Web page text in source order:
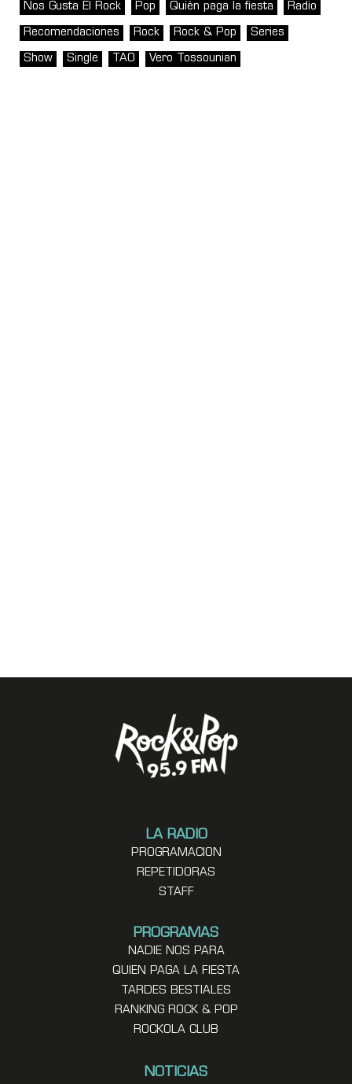
Nos Gusta El Rock Pop Quién paga la fiesta Radio
Recomendaciones Rock Rock & Pop Series
Show Single TAO Vero Tossounian
LA RADIO
PROGRAMACION
REPETIDORAS
STAFF
PROGRAMAS
NADIE NOS PARA
QUIEN PAGA LA FIESTA
TARDES BESTIALES
RANKING ROCK & POP
ROCKOLA CLUB
NOTICIAS